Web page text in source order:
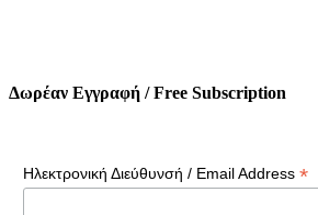
Δωρέαν Εγγραφή / Free Subscription
Ηλεκτρονική Διεύθυνσή / Email Address *